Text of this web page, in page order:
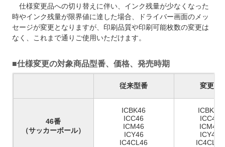
仕様変更品への切り替えに伴い、インク残量が少なくなった
時やインク残量が限界値に達した場合、ドライバー画面のメッ
セージが変更となりますが、印刷品質や印刷可能枚数の変更は
なく、これまで通りご使用いただけます。
■仕様変更の対象商品型番、価格、発売時期
従来型番 変更型
46番
（サッカーボール）
ICBK46
ICC46
ICM46
ICY46
IC4CL46